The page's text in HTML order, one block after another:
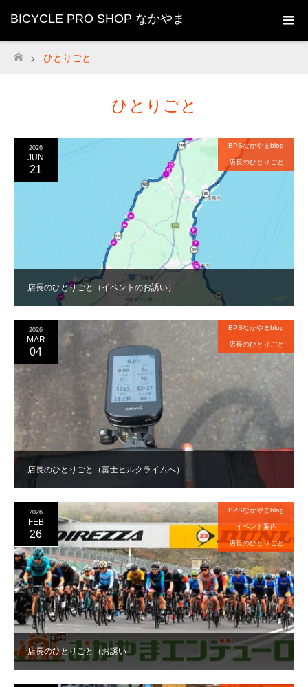
BICYCLE PRO SHOP なかやま
ホーム
ひとりごと
ひとりごと
店長のひとりごと（イベントのお誘い）
2026
JUN
21
BPSなかやまblog
店長のひとりごと
店長のひとりごと（富士ヒルクライムへ）
2026
MAR
04
BPSなかやまblog
店長のひとりごと
店長のひとりごと（お誘い
2026
FEB
26
BPSなかやまblog
イベント案内
店長のひとりごと